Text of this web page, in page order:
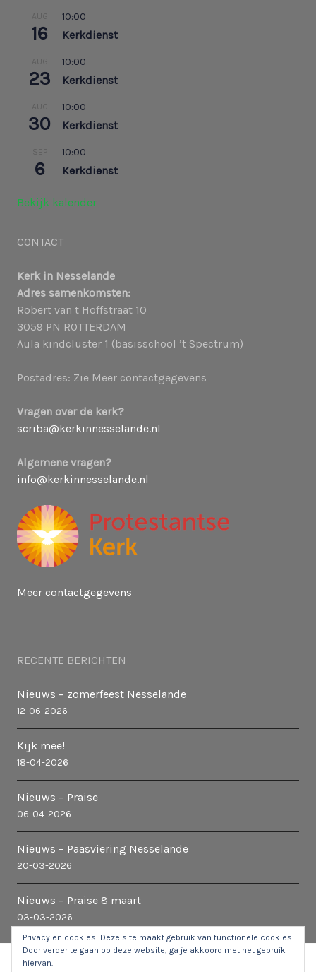
AUG
16
10:00
Kerkdienst
AUG
23
10:00
Kerkdienst
AUG
30
10:00
Kerkdienst
6
10:00
Kerkdienst
Bekijk kalender
CONTACT
Kerk in Nesselande
Adres samenkomsten:
Robert van t Hoffstraat 10
3059 PN ROTTERDAM
Aula kindcluster 1 (basisschool ’t Spectrum)
Postadres: Zie Meer contactgegevens
Vragen over de kerk?
scriba@kerkinnesselande.nl
Algemene vragen?
info@kerkinnesselande.nl
Meer contactgegevens
RECENTE BERICHTEN
Nieuws – zomerfeest Nesselande
12-06-2026
Kijk mee!
18-04-2026
Nieuws – Praise
06-04-2026
Nieuws – Paasviering Nesselande
20-03-2026
Nieuws – Praise 8 maart
03-03-2026
© 2026 Kerk in Nesselande
Privacy en cookies: Deze site maakt gebruik van functionele cookies.
Door verder te gaan op deze website, ga je akkoord met het gebruik
hiervan.